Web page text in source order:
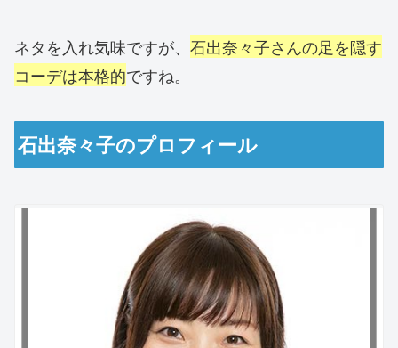
ネタを入れ気味ですが、 石出奈々子さんの足を隠す
コーデは本格的ですね。
石出奈々子のプロフィール